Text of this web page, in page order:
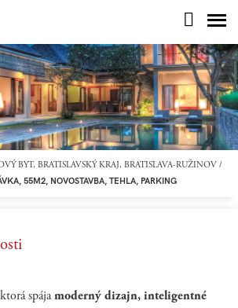
BYT, BRATISLAVSKÝ KRAJ, BRATISLAVA-RUŽINOV /
55M2, NOVOSTAVBA, TEHLA, PARKING
spájamoderný dizajn, inteligentné